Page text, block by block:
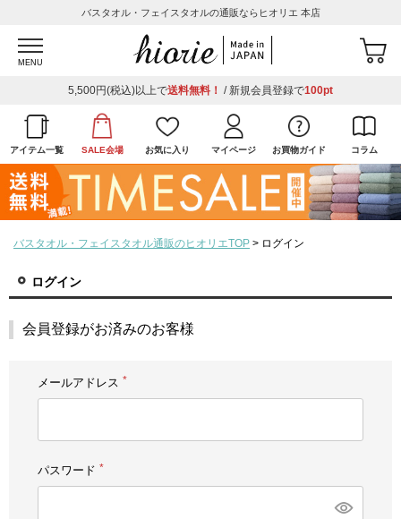
バスタオル・フェイスタオルの通販ならヒオリエ 本店
MENU
5,500円(税込)以上で送料無料！ / 新規会員登録で100pt
アイテム一覧 SALE会場 お気に入り マイページ お買物ガイド コラム
バスタオル・フェイスタオル通販のヒオリエTOP ログイン
ログイン
会員登録がお済みのお客様
メールアドレス
パスワード